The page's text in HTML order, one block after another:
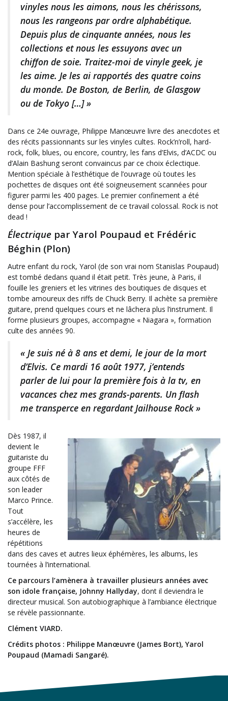
vinyles nous les aimons, nous les chérissons,
nous les rangeons par ordre alphabétique.
Depuis plus de cinquante années, nous les
collections et nous les essuyons avec un
chiffon de soie. Traitez-moi de vinyle geek, je
les aime. Je les ai rapportés des quatre coins
du monde. De Boston, de Berlin, de Glasgow
ou de Tokyo […] »
Dans ce 24e ouvrage, Philippe Manœuvre livre des anecdotes et
des récits passionnants sur les vinyles cultes. Rock’n’roll, hard-
rock, folk, blues, ou encore, country, les fans d’Elvis, d’ACDC ou
d’Alain Bashung seront convaincus par ce choix éclectique.
Mention spéciale à l’esthétique de l’ouvrage où toutes les
pochettes de disques ont été soigneusement scannées pour
figurer parmi les 400 pages. Le premier confinement a été
dense pour l’accomplissement de ce travail colossal. Rock is not
dead !
Électrique par Yarol Poupaud et Frédéric
Béghin (Plon)
Autre enfant du rock, Yarol (de son vrai nom Stanislas Poupaud)
est tombé dedans quand il était petit. Très jeune, à Paris, il
fouille les greniers et les vitrines des boutiques de disques et
tombe amoureux des riffs de Chuck Berry. Il achète sa première
guitare, prend quelques cours et ne lâchera plus l’instrument. Il
forme plusieurs groupes, accompagne « Niagara », formation
culte des années 90.
« Je suis né à 8 ans et demi, le jour de la mort
d’Elvis. Ce mardi 16 août 1977, j’entends
parler de lui pour la première fois à la tv, en
vacances chez mes grands-parents. Un flash
me transperce en regardant Jailhouse Rock »
Dès 1987, il
devient le
guitariste du
groupe FFF
aux côtés de
son leader
Marco Prince.
Tout
s’accélère, les
heures de
répétitions
dans des caves et autres lieux éphémères, les albums, les
tournées à l’international.
Ce parcours l’amènera à travailler plusieurs années avec
son idole française, Johnny Hallyday, dont il deviendra le
directeur musical. Son autobiographique à l’ambiance électrique
se révèle passionnante.
Clément VIARD.
Crédits photos : Philippe Manœuvre (James Bort), Yarol
Poupaud (Mamadi Sangaré).